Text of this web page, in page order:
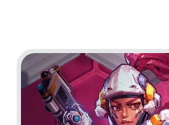
Go to project Battle Shapers